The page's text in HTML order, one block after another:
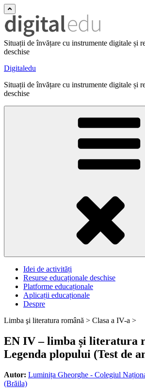
Situații de învățare cu instrumente digitale și
deschise
Digitaledu
Situații de învățare cu instrumente digitale și
deschise
Idei de activități
Resurse educaționale deschise
Platforme educaționale
Aplicații educaționale
Despre
Limba şi literatura română > Clasa a IV-a >
EN IV – limba și literatura
Legenda plopului (Test de
Autor: Luminița Gheorghe - Colegiul
(Brăila)